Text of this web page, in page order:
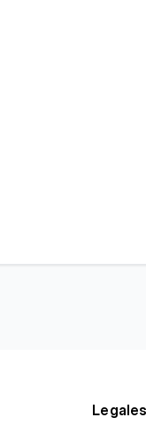
Legales